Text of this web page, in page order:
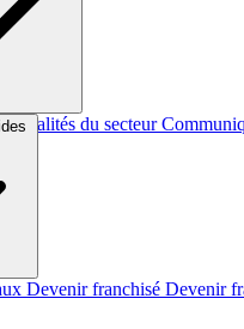
Actualités du secteur
Devenir franchisé Devenir